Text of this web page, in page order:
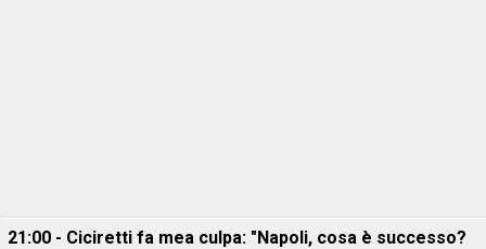
21:00 - Ciciretti fa mea culpa: "Napoli, cosa è successo?